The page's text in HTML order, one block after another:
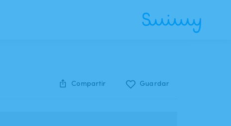
Compartir Guardar